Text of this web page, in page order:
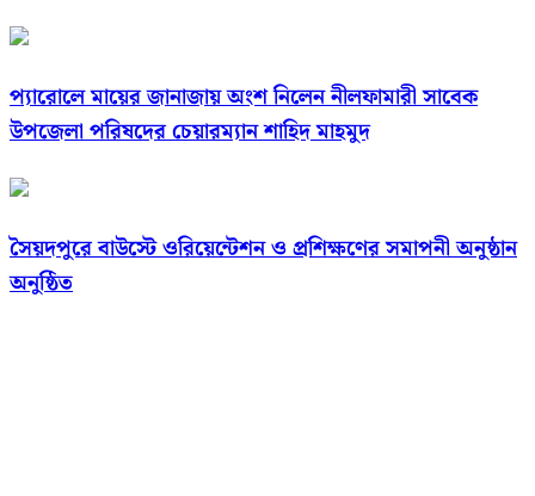
প্যারোলে মায়ের জানাজায় অংশ নিলেন নীলফামারী সাবেক
উপজেলা পরিষদের চেয়ারম্যান শাহিদ মাহমুদ
সৈয়দপুরে বাউস্টে ওরিয়েন্টেশন ও প্রশিক্ষণের সমাপনী অনুষ্ঠান
অনুষ্ঠিত